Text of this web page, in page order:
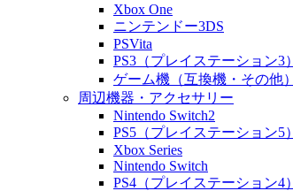
Xbox One
ニンテンドー3DS
PSVita
PS3（プレイステーション3）
ゲーム機（互換機・その他）
周辺機器・アクセサリー
Nintendo Switch2
PS5（プレイステーション5）
Xbox Series
Nintendo Switch
PS4（プレイステーション4）